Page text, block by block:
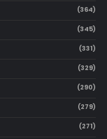
(364)
(345)
(331)
(329)
(290)
(279)
(271)